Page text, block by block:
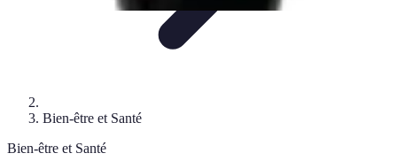
Bien-être et Santé
Bien-être et Santé